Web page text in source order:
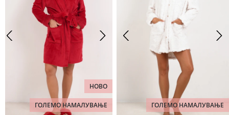
НОВО
ГОЛЕМО НАМАЛУВАЊЕ ГОЛЕМО НАМАЛУВАЊЕ